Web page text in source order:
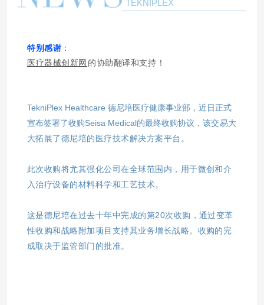
TEKNIPLEX
特别感谢 ：
医疗器械创新网 的协助翻译和支持！
TekniPlex Healthcare 德尼培医疗健康事业部，近日正式
宣布签署了收购Seisa Medical的最终收购协议， 该交易大
大拓展了德尼培的医疗技术解决方案平台。
此次收购将尤其强化公司在全球范围内， 用于微创和介
入治疗设备的材料科学和工艺技术。
这是德尼培在过去十年中完成的第20次收购，通过变革
性收购和战略附加项目支持其业务增长战略。收购的完
成取决于监管部门的批准。